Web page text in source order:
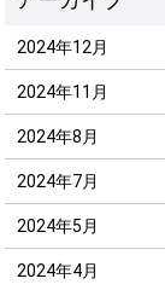
2024年12月
2024年11月
2024年8月
2024年7月
2024年5月
2024年4月